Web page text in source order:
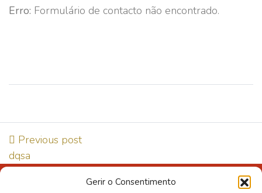
Gerir o Consentimento
Erro: Formulário de contacto não encontrado.
Previous post
dqsa